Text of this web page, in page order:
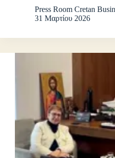
Press Room Cretan
31 Μαρτίου 2026